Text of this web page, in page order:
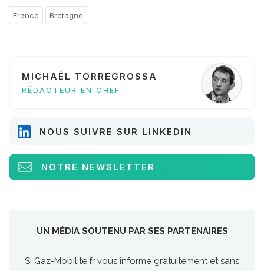
France Bretagne
MICHAËL TORREGROSSA
RÉDACTEUR EN CHEF
NOUS SUIVRE SUR LINKEDIN
NOTRE NEWSLETTER
UN MÉDIA SOUTENU PAR SES PARTENAIRES
Si Gaz-Mobilite.fr vous informe gratuitement et sans